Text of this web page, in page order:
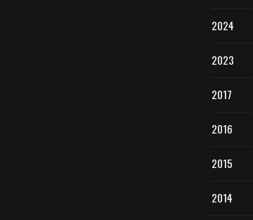
2024
2023
2017
2016
2015
2014